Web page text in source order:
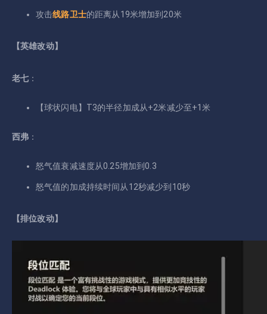
攻击线路卫士的距离从19米增加到20米
【英雄改动】
老七 ：
【球状闪电】T3的半径加成从+2米减少至+1米
西弗 ：
怒气值衰减速度从0.25增加到0.3
怒气值的加成持续时间从12秒减少到10秒
【排位改动】